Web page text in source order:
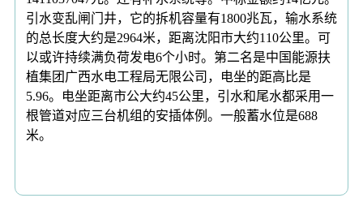
引水变乱闸门井，它的拆机容量有1800兆瓦，输水系统
的总长度大约是2964米，距离沈阳市大约110公里。可
以或许持续满负荷发电6个小时。第二名是中国能源扶
植集团广西水电工程局无限公司，电坐的距高比是
5.96。电坐距离市公大约45公里，引水和尾水都采用一
根管道对应三台机组的安插体例。一般蓄水位是688
米。